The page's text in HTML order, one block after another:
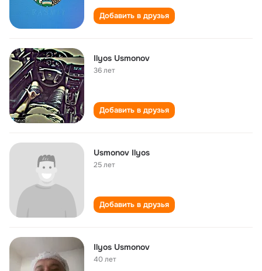
Добавить в друзья
Ilyos Usmonov
36 лет
Добавить в друзья
Usmonov Ilyos
25 лет
Добавить в друзья
Ilyos Usmonov
40 лет